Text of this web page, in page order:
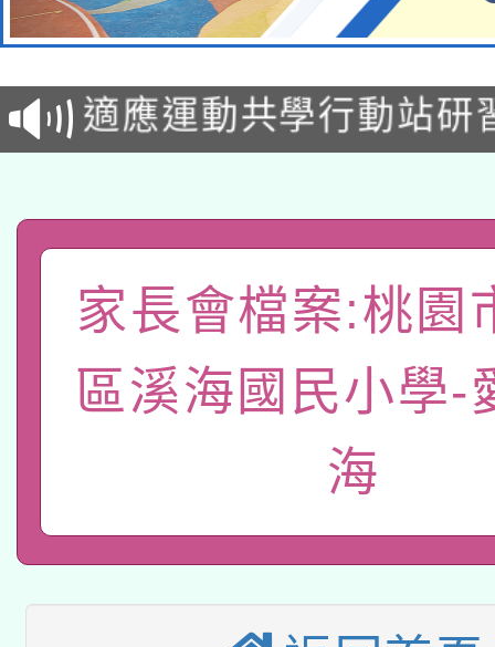
本校115學年度第2次
招甄選結果公告(無人
適應運動共學行動站研
本館辦理115年度閱讀
暨閱讀推動專業研習
科技賦能─人工智慧
礎課程
「數位內容與教學軟體
pilot」
有關大陸委員會函釋公
薪期間赴陸應申請許可
轉知經濟部水利署委託
業技術研究院辦理「
用水績優單位及節水達
115年8月22日(星期六
開 智慧啟航」
2026年桃園地景藝術
本校115學年度第2次
家長會檔案:桃園
區溪海國民小學-
海